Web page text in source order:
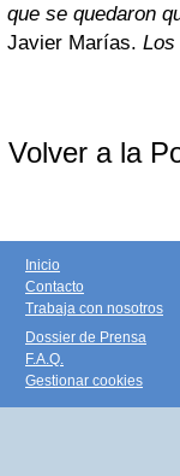
que se quedaron
Javier Marías. Los
Volver a la
Inicio
Contacto
Trabaja con nosotros
Dossier de Prensa
F.A.Q.
Gestionar cookies